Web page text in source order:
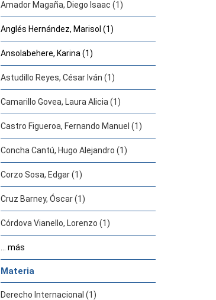
Amador Magaña, Diego Isaac (1)
Anglés Hernández, Marisol (1)
Ansolabehere, Karina (1)
Astudillo Reyes, César Iván (1)
Camarillo Govea, Laura Alicia (1)
Castro Figueroa, Fernando Manuel (1)
Concha Cantú, Hugo Alejandro (1)
Corzo Sosa, Edgar (1)
Cruz Barney, Óscar (1)
Córdova Vianello, Lorenzo (1)
... más
Materia
Derecho Internacional (1)